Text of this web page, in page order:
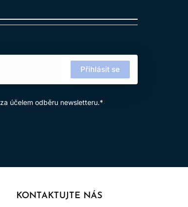
Přihlásit se
za účelem odběru newsletteru.*
KONTAKTUJTE NÁS